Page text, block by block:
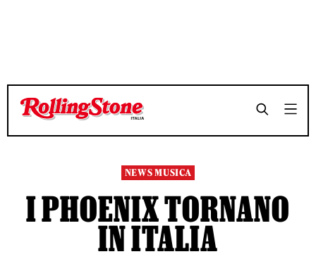
TEMPO DI LETTURA 2 MINUTI SHARE
TEMPO DI LETTURA 2 MINUTI SHARE
NEWS MUSICA
I PHOENIX TORNANO
IN ITALIA